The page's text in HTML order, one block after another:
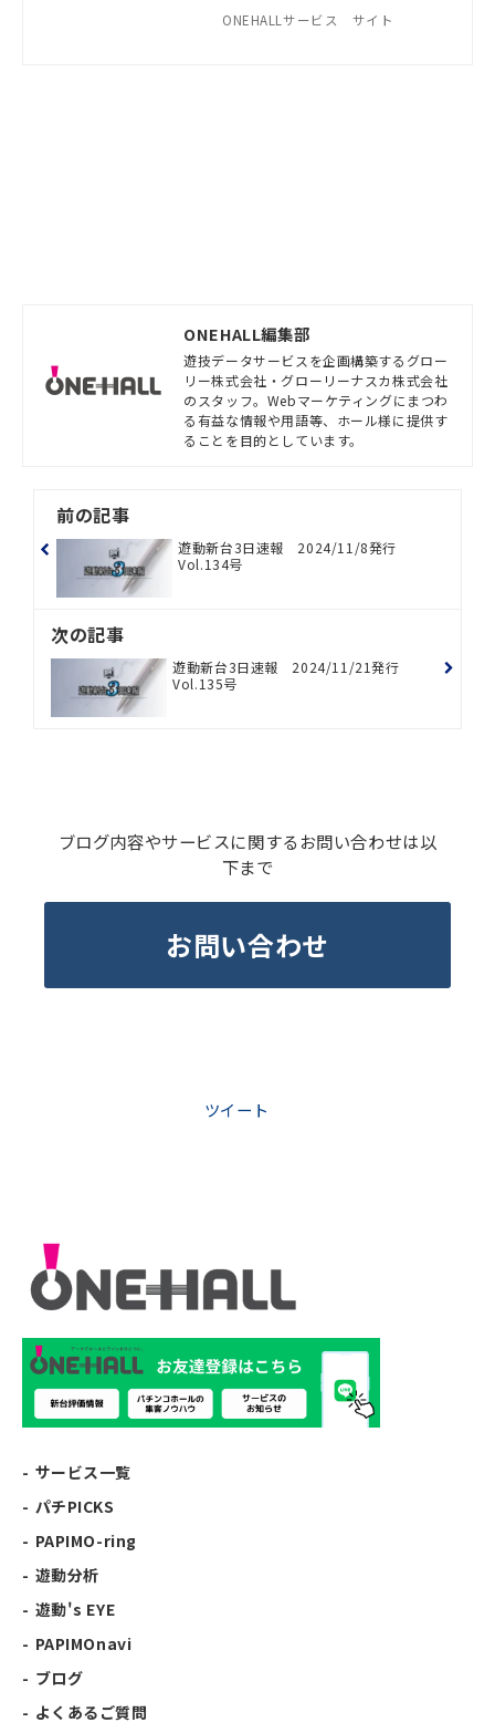
ONEHALLサービス サイト
ONEHALL編集部
遊技データサービスを企画構築するグロー
リー株式会社・グローリーナスカ株式会社
のスタッフ。Webマーケティングにまつわ
る有益な情報や用語等、ホール様に提供す
ることを目的としています。
前の記事
遊動新台3日速報 2024/11/8発行
Vol.134号
次の記事
遊動新台3日速報 2024/11/21発行
Vol.135号
ブログ内容やサービスに関するお問い合わせは以
下まで
お問い合わせ
ツイート
サービス一覧
パチPICKS
PAPIMO-ring
遊動分析
遊動's EYE
PAPIMOnavi
ブログ
よくあるご質問